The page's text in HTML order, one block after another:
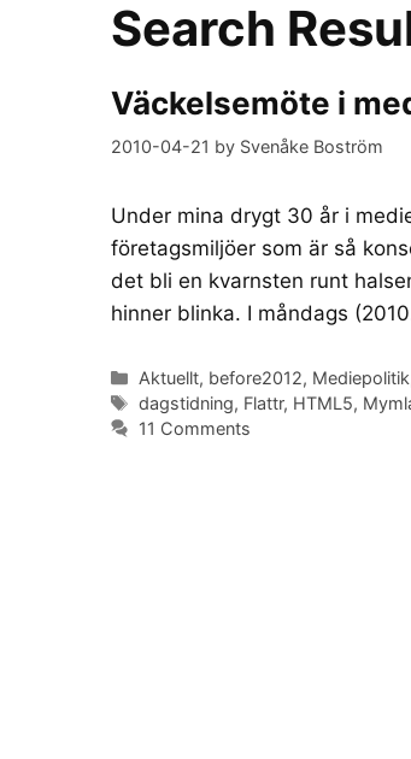
Search
Väckelsemöte i
2010-04-21 by Svenåke Boström
Under mina drygt 30 år i
företagsmiljöer som är så
det bli en kvarnsten runt
hinner blinka. I måndags
Categories
Aktuellt, before2012, Mediepolitik
Tags
dagstidning, Flattr, HTML5,
11 Comments